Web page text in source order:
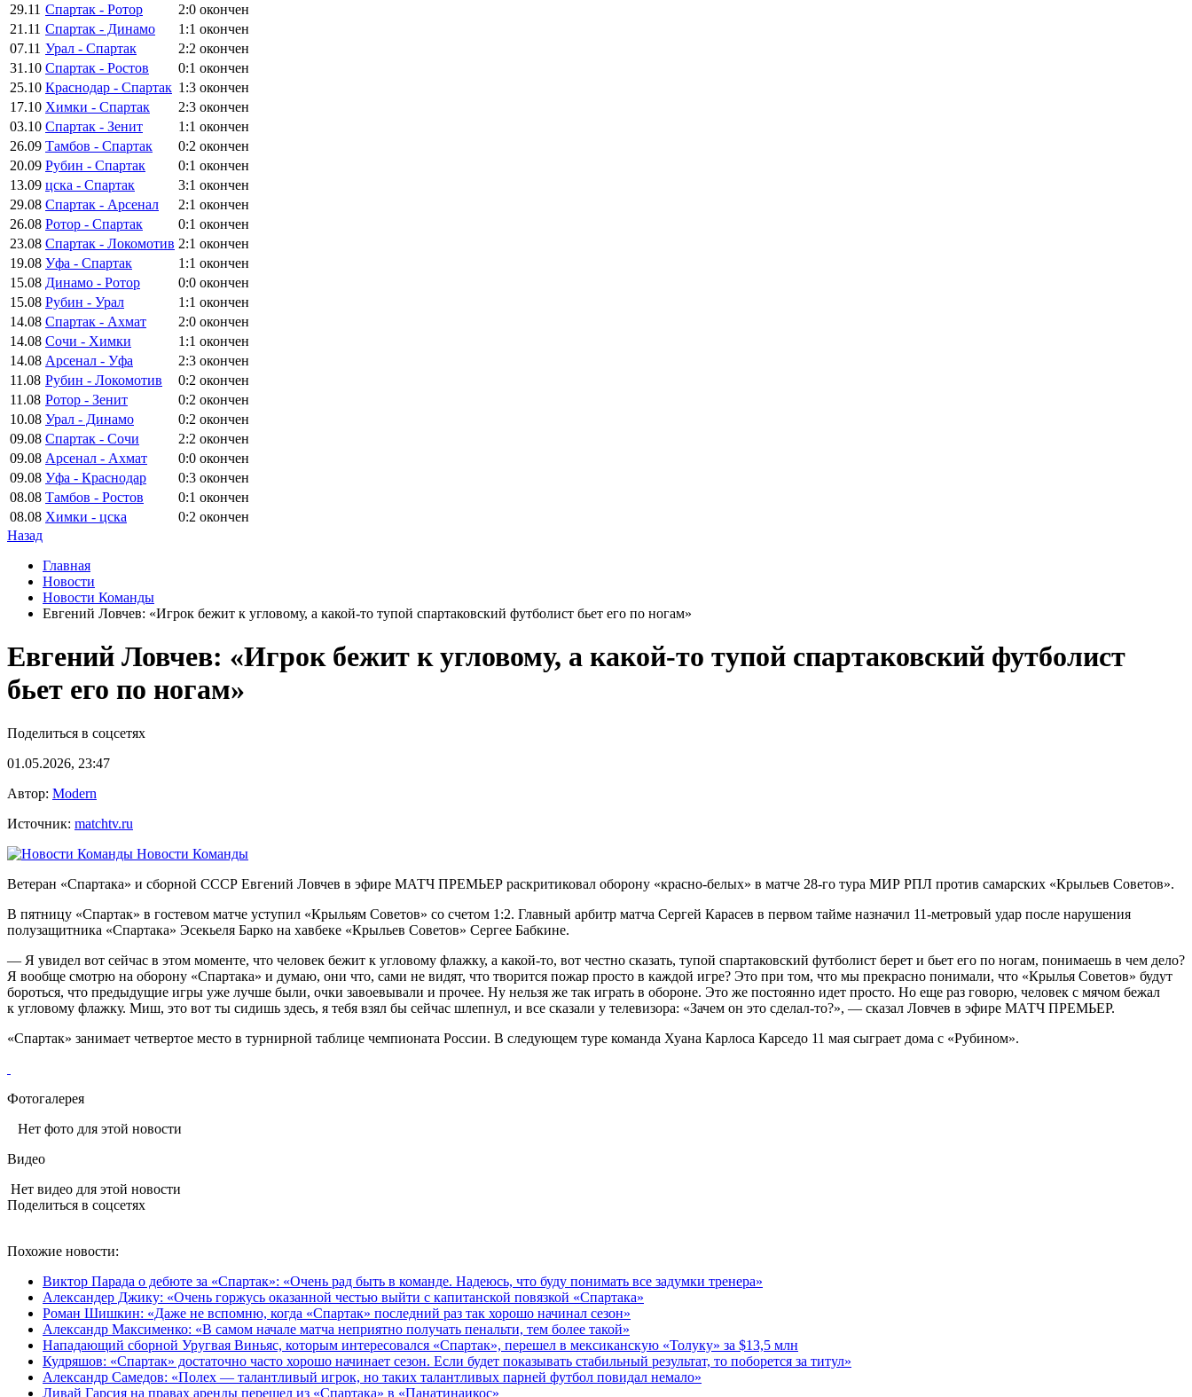
29.11 Спартак - Ротор 2:0 окончен
21.11 Спартак - Динамо 1:1 окончен
07.11 Урал - Спартак 2:2 окончен
31.10 Спартак - Ростов 0:1 окончен
25.10 Краснодар - Спартак 1:3 окончен
17.10 Химки - Спартак 2:3 окончен
03.10 Спартак - Зенит 1:1 окончен
26.09 Тамбов - Спартак 0:2 окончен
20.09 Рубин - Спартак 0:1 окончен
13.09 цска - Спартак 3:1 окончен
29.08 Спартак - Арсенал 2:1 окончен
26.08 Ротор - Спартак 0:1 окончен
23.08 Спартак - Локомотив 2:1 окончен
19.08 Уфа - Спартак 1:1 окончен
15.08 Динамо - Ротор 0:0 окончен
15.08 Рубин - Урал 1:1 окончен
14.08 Спартак - Ахмат 2:0 окончен
14.08 Сочи - Химки 1:1 окончен
14.08 Арсенал - Уфа 2:3 окончен
11.08 Рубин - Локомотив 0:2 окончен
11.08 Ротор - Зенит 0:2 окончен
10.08 Урал - Динамо 0:2 окончен
09.08 Спартак - Сочи 2:2 окончен
09.08 Арсенал - Ахмат 0:0 окончен
09.08 Уфа - Краснодар 0:3 окончен
08.08 Тамбов - Ростов 0:1 окончен
08.08 Химки - цска 0:2 окончен
Назад
Главная
Новости
Новости Команды
Евгений Ловчев: «Игрок бежит к угловому, а какой‑то тупой спартаковский футболист бьет его по ногам»
Евгений Ловчев: «Игрок бежит к угловому, а какой‑то тупой спартаковский футболист
бьет его по ногам»
Поделиться в соцсетях
01.05.2026, 23:47
Автор: Modern
Источник: matchtv.ru
Новости Команды
Ветеран «Спартака» и сборной СССР Евгений Ловчев в эфире МАТЧ ПРЕМЬЕР раскритиковал оборону «красно‑белых» в матче 28‑го тура МИР РПЛ против самарских «Крыльев Советов».
В пятницу «Спартак» в гостевом матче уступил «Крыльям Советов» со счетом 1:2. Главный арбитр матча Сергей Карасев в первом тайме назначил 11‑метровый удар после нарушения
полузащитника «Спартака» Эсекьеля Барко на хавбеке «Крыльев Советов» Сергее Бабкине.
— Я увидел вот сейчас в этом моменте, что человек бежит к угловому флажку, а какой‑то, вот честно сказать, тупой спартаковский футболист берет и бьет его по ногам, понимаешь в чем дело?
Я вообще смотрю на оборону «Спартака» и думаю, они что, сами не видят, что творится пожар просто в каждой игре? Это при том, что мы прекрасно понимали, что «Крылья Советов» будут
бороться, что предыдущие игры уже лучше были, очки завоевывали и прочее. Ну нельзя же так играть в обороне. Это же постоянно идет просто. Но еще раз говорю, человек с мячом бежал
к угловому флажку. Миш, это вот ты сидишь здесь, я тебя взял бы сейчас шлепнул, и все сказали у телевизора: «Зачем он это сделал‑то?», — сказал Ловчев в эфире МАТЧ ПРЕМЬЕР.
«Спартак» занимает четвертое место в турнирной таблице чемпионата России. В следующем туре команда Хуана Карлоса Карседо 11 мая сыграет дома с «Рубином».
Фотогалерея
Нет фото для этой новости
Видео
Нет видео для этой новости
Поделиться в соцсетях
Похожие новости:
Виктор Парада о дебюте за «Спартак»: «Очень рад быть в команде. Надеюсь, что буду понимать все задумки тренера»
Александер Джику: «Очень горжусь оказанной честью выйти с капитанской повязкой «Спартака»
Роман Шишкин: «Даже не вспомню, когда «Спартак» последний раз так хорошо начинал сезон»
Александр Максименко: «В самом начале матча неприятно получать пенальти, тем более такой»
Нападающий сборной Уругвая Виньяс, которым интересовался «Спартак», перешел в мексиканскую «Толуку» за $13,5 млн
Кудряшов: «Спартак» достаточно часто хорошо начинает сезон. Если будет показывать стабильный результат, то поборется за титул»
Александр Самедов: «Полех — талантливый игрок, но таких талантливых парней футбол повидал немало»
Ливай Гарсия на правах аренды перешел из «Спартака» в «Панатинаикос»